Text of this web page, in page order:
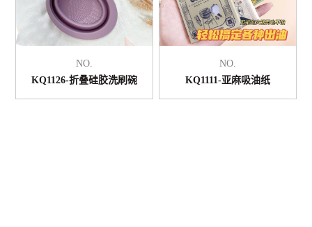
NO.
KQ1126-折叠硅胶洗刷碗
NO.
KQ1111-亚麻吸油纸